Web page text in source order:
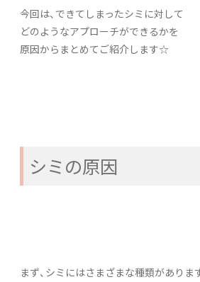
今回は、できてしまったシミに対して
どのようなアプローチができるかを
原因からまとめてご紹介します☆
シミの原因
まず、シミにはさまざまな種類がありま